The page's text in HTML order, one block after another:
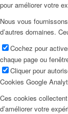
pour améliorer votre
Nous vous
d’autres domaines.
Cochez pour
chaque page ou
Cliquer pour
Cookies Google
Ces cookies
d’améliorer votre